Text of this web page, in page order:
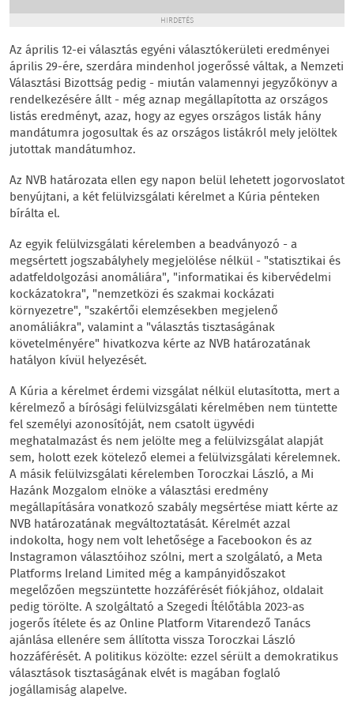
HIRDETÉS
Az április 12-ei választás egyéni választókerületi eredményei
április 29-ére, szerdára mindenhol jogerőssé váltak, a Nemzeti
Választási Bizottság pedig - miután valamennyi jegyzőkönyv a
rendelkezésére állt - még aznap megállapította az országos
listás eredményt, azaz, hogy az egyes országos listák hány
mandátumra jogosultak és az országos listákról mely jelöltek
jutottak mandátumhoz.
Az NVB határozata ellen egy napon belül lehetett jogorvoslatot
benyújtani, a két felülvizsgálati kérelmet a Kúria pénteken
bírálta el.
Az egyik felülvizsgálati kérelemben a beadványozó - a
megsértett jogszabályhely megjelölése nélkül - "statisztikai és
adatfeldolgozási anomáliára", "informatikai és kibervédelmi
kockázatokra", "nemzetközi és szakmai kockázati
környezetre", "szakértői elemzésekben megjelenő
anomáliákra", valamint a "választás tisztaságának
követelményére" hivatkozva kérte az NVB határozatának
hatályon kívül helyezését.
A Kúria a kérelmet érdemi vizsgálat nélkül elutasította, mert a
kérelmező a bírósági felülvizsgálati kérelmében nem tüntette
fel személyi azonosítóját, nem csatolt ügyvédi
meghatalmazást és nem jelölte meg a felülvizsgálat alapját
sem, holott ezek kötelező elemei a felülvizsgálati kérelemnek.
A másik felülvizsgálati kérelemben Toroczkai László, a Mi
Hazánk Mozgalom elnöke a választási eredmény
megállapítására vonatkozó szabály megsértése miatt kérte az
NVB határozatának megváltoztatását. Kérelmét azzal
indokolta, hogy nem volt lehetősége a Facebookon és az
Instagramon választóihoz szólni, mert a szolgálató, a Meta
Platforms Ireland Limited még a kampányidőszakot
megelőzően megszüntette hozzáférését fiókjához, oldalait
pedig törölte. A szolgáltató a Szegedi Ítélőtábla 2023-as
jogerős ítélete és az Online Platform Vitarendező Tanács
ajánlása ellenére sem állította vissza Toroczkai László
hozzáférését. A politikus közölte: ezzel sérült a demokratikus
választások tisztaságának elvét is magában foglaló
jogállamiság alapelve.